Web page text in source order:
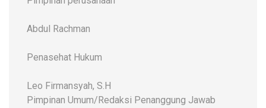
Abdul Rachman
Penasehat Hukum
Leo Firmansyah, S.H
Pimpinan Umum/Redaksi Penanggung Jawab